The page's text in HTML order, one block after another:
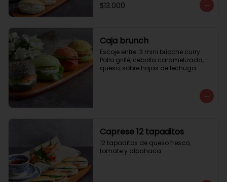
$13.000
Caja brunch
Escoje entre: 3 mini brioche curry
Pollo grillé, cebolla caramelizada,
queso, sobre hojas de lechuga.
hojas de rúcula
Caprese 12 tapaditos
12 tapaditos de queso fresco,
tomate y albahaca.